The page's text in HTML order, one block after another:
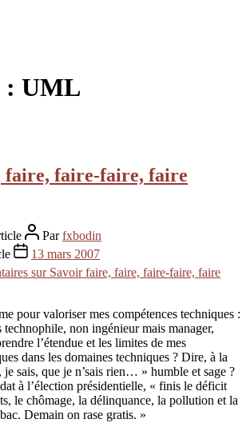
: UML
faire, faire-faire, faire
Parfxbodin
13 mars 2007
sur Savoir faire, faire, faire-faire, faire
pour valoriser mes compétences techniques :
non ingénieur mais manager,
l’étendue et les limites de mes
dans les domaines techniques ? Dire, à la
je sais, que je n’sais rien… » humble et sage ?
à l’élection présidentielle, « finis le déficit
le chômage, la délinquance, la pollution et la
Demain on rase gratis. »